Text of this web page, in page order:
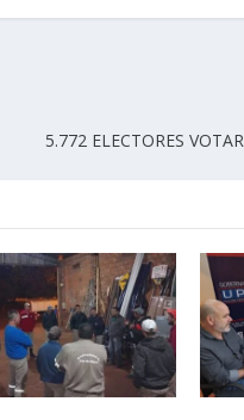
5.772 ELECTORES